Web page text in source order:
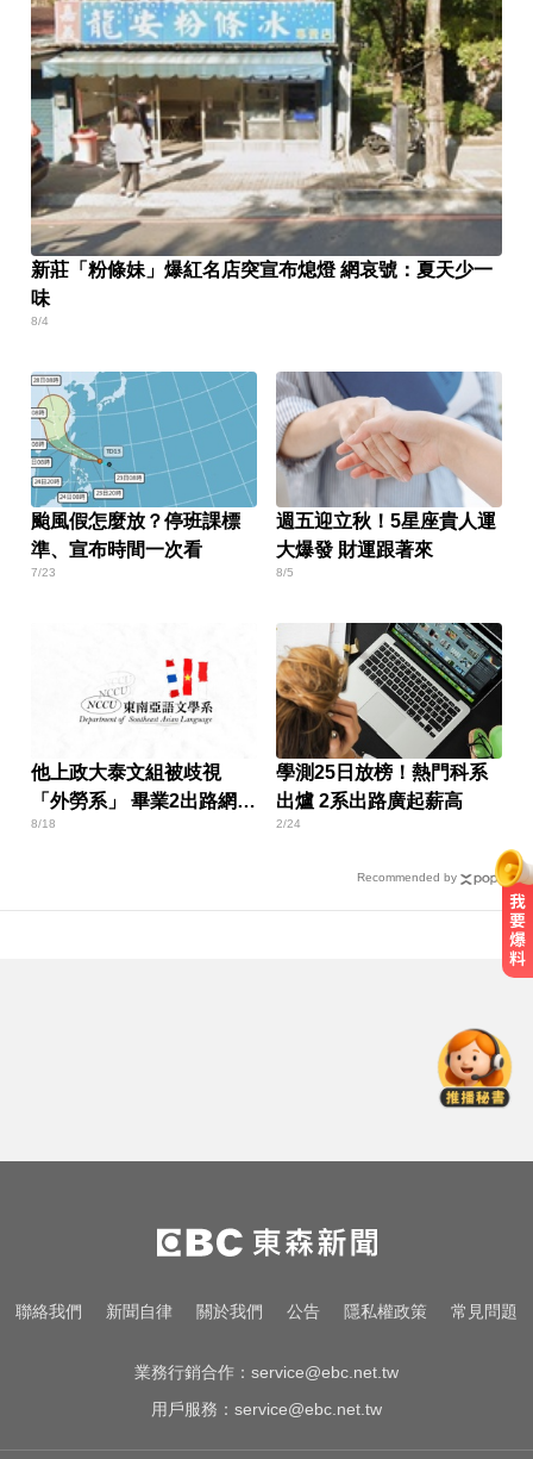
新莊「粉條妹」爆紅名店突宣布熄燈 網哀號：夏天少一
味
8/4
颱風假怎麼放？停班課標
準、宣布時間一次看
7/23
週五迎立秋！5星座貴人運
大爆發 財運跟著來
8/5
他上政大泰文組被歧視
「外勞系」 畢業2出路網
讚：很吃香
8/18
學測25日放榜！熱門科系
出爐 2系出路廣起薪高
2/24
Recommended by
暫停配送服務
律師勾掮客誆「可買BNT疫苗」 詐
慈濟10億
愛玩車／帕加尼螺絲超貴 可買保時
聯絡我們 新聞自律 關於我們 公告 隱私權政策 常見問題
業務行銷合作： service@ebc.net.tw
用戶服務： service@ebc.net.tw